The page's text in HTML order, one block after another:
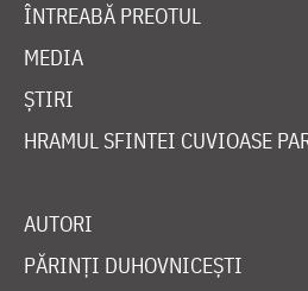
ÎNTREABĂ PREOTUL
MEDIA
ȘTIRI
HRAMUL SFINTEI CUVIOASE
AUTORI
PĂRINȚI DUHOVNICEȘTI